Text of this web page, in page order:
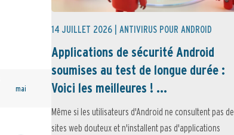
mai
14 JUILLET 2026 | ANTIVIRUS POUR ANDROID
Applications de sécurité Android
soumises au test de longue durée :
Voici les meilleures ! ...
Même si les utilisateurs d'Android ne consultent pas de
sites web douteux et n'installent pas d'applications